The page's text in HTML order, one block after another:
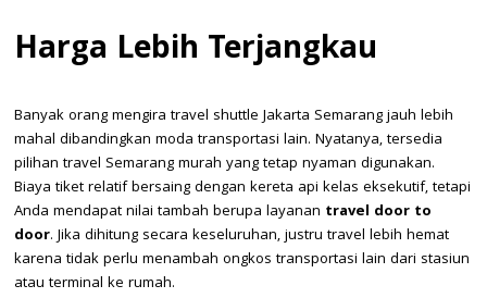
Harga Lebih Terjangkau
Banyak orang mengira travel shuttle Jakarta Semarang jauh lebih
mahal dibandingkan moda transportasi lain. Nyatanya, tersedia
pilihan travel Semarang murah yang tetap nyaman digunakan.
Biaya tiket relatif bersaing dengan kereta api kelas eksekutif, tetapi
Anda mendapat nilai tambah berupa layanan travel door to
door. Jika dihitung secara keseluruhan, justru travel lebih hemat
karena tidak perlu menambah ongkos transportasi lain dari stasiun
atau terminal ke rumah.